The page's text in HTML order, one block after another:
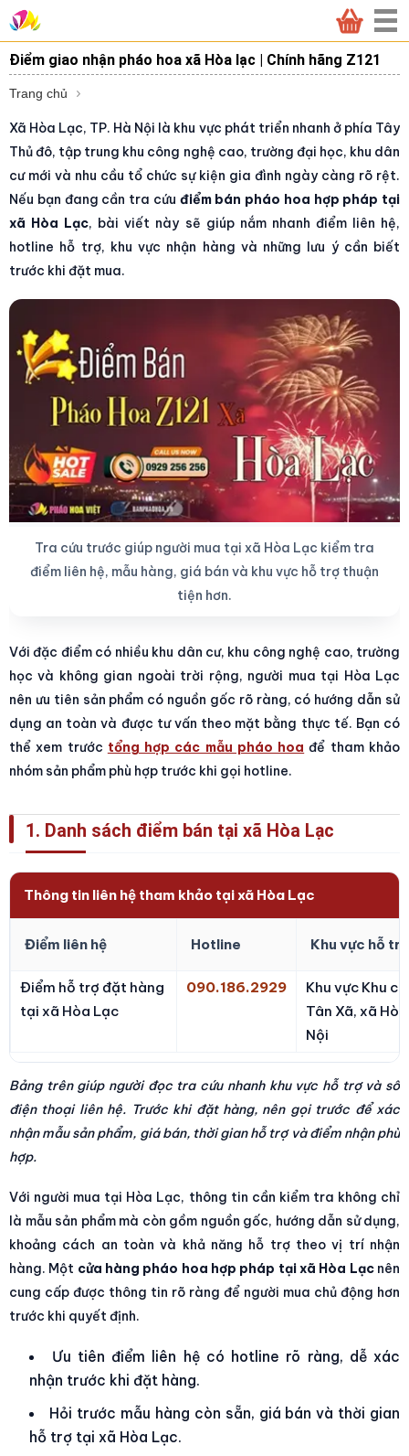
Điểm giao nhận pháo hoa xã Hòa lạc | Chính hãng Z121
Trang chủ
Xã Hòa Lạc, TP. Hà Nội là khu vực phát triển nhanh ở phía Tây
Thủ đô, tập trung khu công nghệ cao, trường đại học, khu dân
cư mới và nhu cầu tổ chức sự kiện gia đình ngày càng rõ rệt.
Nếu bạn đang cần tra cứu điểm bán pháo hoa hợp pháp tại
xã Hòa Lạc, bài viết này sẽ giúp nắm nhanh điểm liên hệ,
hotline hỗ trợ, khu vực nhận hàng và những lưu ý cần biết
trước khi đặt mua.
Tra cứu trước giúp người mua tại xã Hòa Lạc kiểm tra
điểm liên hệ, mẫu hàng, giá bán và khu vực hỗ trợ thuận
tiện hơn.
Với đặc điểm có nhiều khu dân cư, khu công nghệ cao, trường
học và không gian ngoài trời rộng, người mua tại Hòa Lạc
nên ưu tiên sản phẩm có nguồn gốc rõ ràng, có hướng dẫn sử
dụng an toàn và được tư vấn theo mặt bằng thực tế. Bạn có
thể xem trước tổng hợp các mẫu pháo hoa để tham khảo
nhóm sản phẩm phù hợp trước khi gọi hotline.
1. Danh sách điểm bán tại xã Hòa Lạc
Thông tin liên hệ tham khảo tại xã Hòa Lạc
Điểm liên hệ Hotline Khu vực hỗ trợ
Điểm hỗ trợ đặt hàng
tại xã Hòa Lạc
090.186.2929
Khu vực Khu
Tân Xã, xã
Nội
Bảng trên giúp người đọc tra cứu nhanh khu vực hỗ trợ và số
điện thoại liên hệ. Trước khi đặt hàng, nên gọi trước để xác
nhận mẫu sản phẩm, giá bán, thời gian hỗ trợ và điểm nhận phù
hợp.
Với người mua tại Hòa Lạc, thông tin cần kiểm tra không chỉ
là mẫu sản phẩm mà còn gồm nguồn gốc, hướng dẫn sử dụng,
khoảng cách an toàn và khả năng hỗ trợ theo vị trí nhận
hàng. Một cửa hàng pháo hoa hợp pháp tại xã Hòa Lạcnên
cung cấp được thông tin rõ ràng để người mua chủ động hơn
trước khi quyết định.
Ưu tiên điểm liên hệ có hotline rõ ràng, dễ xác
nhận trước khi đặt hàng.
Hỏi trước mẫu hàng còn sẵn, giá bán và thời gian
hỗ trợ tại xã Hòa Lạc.